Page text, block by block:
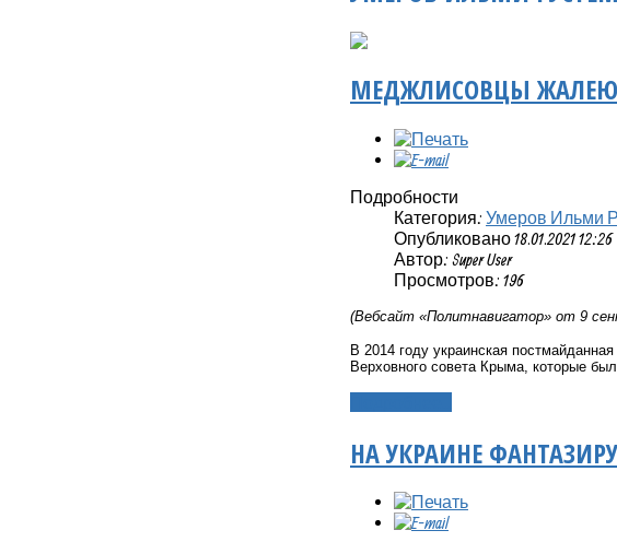
МЕДЖЛИСОВЦЫ
Подробности
Категория: Умеров Ильми
Опубликовано 18.01.2021 12:26
Автор: Super User
Просмотров: 196
(Вебсайт «Политнавигатор» от 9
В 2014 году украинская
Верховного совета Крыма, которые
НА УКРАИНЕ